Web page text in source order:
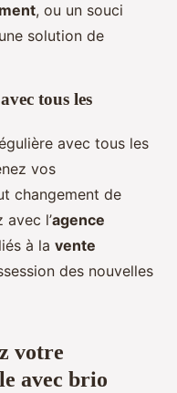
, ou un souci
solution de
tous les
avec tous les
vos
changement de
l’agence
à la vente
des nouvelles
votre
avec brio